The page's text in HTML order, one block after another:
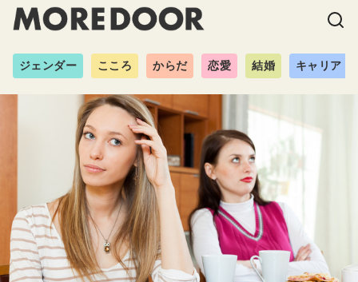
ジェンダー こころ からだ 恋愛 結婚 キャリア